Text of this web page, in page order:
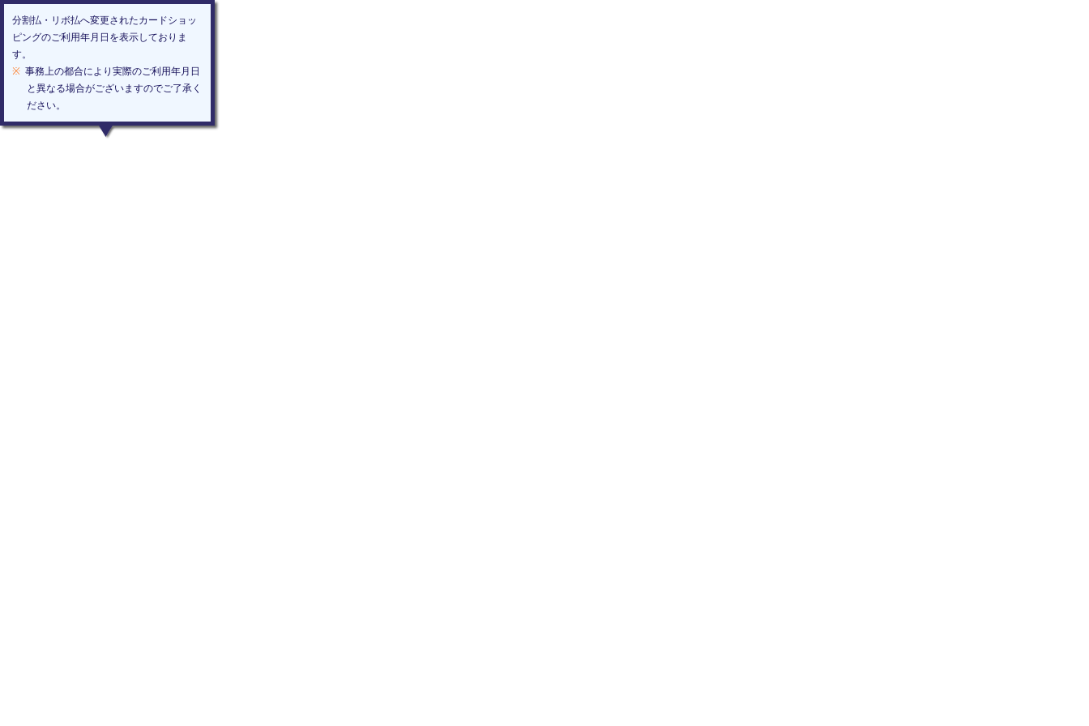
分割払・リボ払へ変更されたカードショッ
ピングのご利用年月日を表示しておりま
す。
※ 事務上の都合により実際のご利用年月日
と異なる場合がございますのでご了承く
ださい。